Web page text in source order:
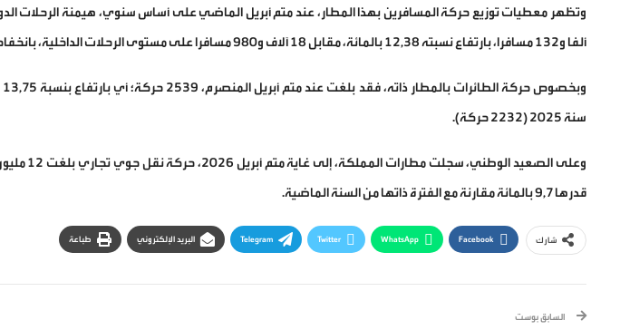
ألفا و132 مسافرا، بارتفاع نسبته 12,38 بالمائة، مقابل 18 آلاف و980 مسافرا على مستوى الرحلات الداخلية، بانخفاض قدره 4,83 بالمائة.
سنة 2025 (2232 حركة).
قدرها 9,7 بالمائة مقارنة مع الفترة ذاتها من السنة الماضية.
شارك Facebook
WhatsApp
Twitter
Telegram البريد الإلكتروني طباعة
السابق بوست